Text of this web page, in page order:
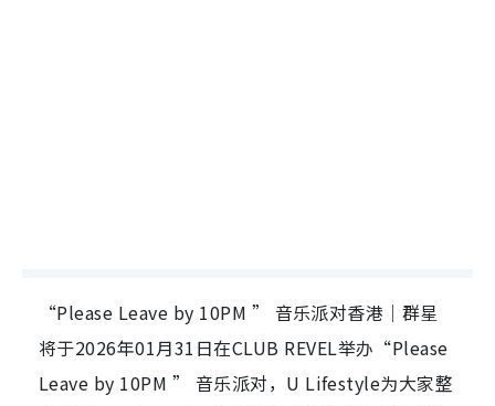
“Please Leave by 10PM ” 音乐派对香港｜群星
将于2026年01月31日在CLUB REVEL举办“Please
Leave by 10PM ” 音乐派对，U Lifestyle为大家整